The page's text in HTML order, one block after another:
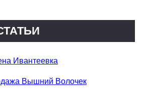
Ивантеевка
Вышний Волочек